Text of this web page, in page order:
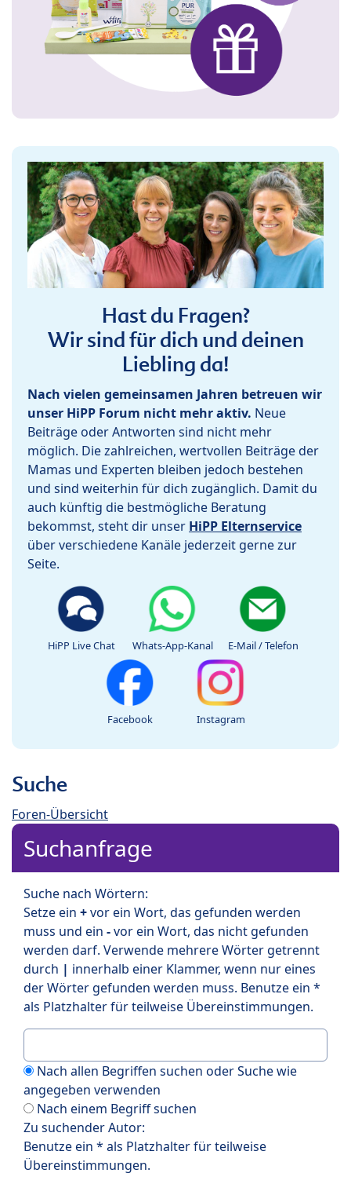
Hast du Fragen?
Wir sind für dich und deinen
Liebling da!
Nach vielen gemeinsamen Jahren betreuen wir
unser HiPP Forum nicht mehr aktiv. Neue
Beiträge oder Antworten sind nicht mehr
möglich. Die zahlreichen, wertvollen Beiträge der
Mamas und Experten bleiben jedoch bestehen
und sind weiterhin für dich zugänglich. Damit du
auch künftig die bestmögliche Beratung
bekommst, steht dir unser HiPP Elternservice
über verschiedene Kanäle jederzeit gerne zur
Seite.
HiPP Live Chat Whats-App-Kanal E-Mail / Telefon
Facebook Instagram
Suche
Foren-Übersicht
Suchanfrage
Suche nach Wörtern:
Setze ein +vor ein Wort, das gefunden werden
muss und ein -vor ein Wort, das nicht gefunden
werden darf. Verwende mehrere Wörter getrennt
durch | innerhalb einer Klammer, wenn nur eines
der Wörter gefunden werden muss. Benutze ein *
als Platzhalter für teilweise Übereinstimmungen.
Nach allen Begriffen suchen oder Suche wie
angegeben verwenden
Nach einem Begriff suchen
Zu suchender Autor:
Benutze ein * als Platzhalter für teilweise
Übereinstimmungen.